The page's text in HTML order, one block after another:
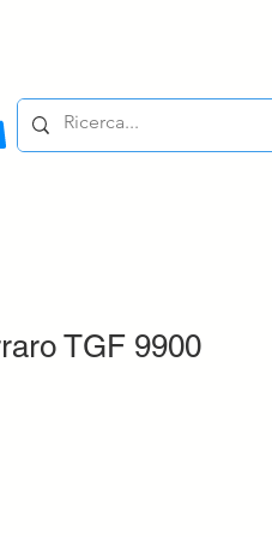
TGF 9900